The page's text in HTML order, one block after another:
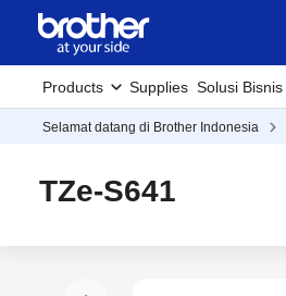
Products Supplies Solusi Bisnis
Selamat datang di Brother Indonesia
TZe-S641